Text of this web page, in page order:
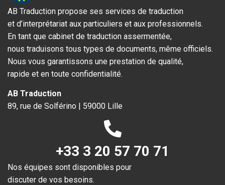
AB Traduction propose ses services de traduction
et d’interprétariat aux particuliers et aux professionnels.
En tant que cabinet de traduction assermentée,
nous traduisons tous types de documents, même officiels.
Nous vous garantissons une prestation de qualité,
rapide et en toute confidentialité.
AB Traduction
89, rue de Solférino | 59000 Lille
+33 3 20 57 70 71
Nos équipes sont disponibles pour
discuter de vos besoins.